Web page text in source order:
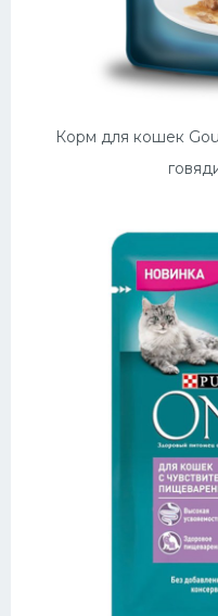
Корм для кошек